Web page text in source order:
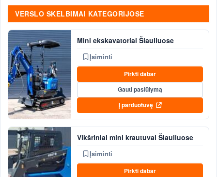
VERSLO SKELBIMAI KATEGORIJOSE
Mini ekskavatoriai Šiauliuose
Įsiminti
Pirkti dabar
Gauti pasiūlymą
Į parduotuvę
Vikšriniai mini krautuvai Šiauliuose
Įsiminti
Pirkti dabar